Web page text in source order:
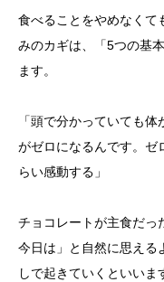
食べることをやめなくて
みのカギは、「5つの基
ます。
「頭で分かっていても
がゼロになるんです。ゼ
らい感動する」
チョコレートが主食だっ
今日は」と自然に思え
しで起きていくといいま